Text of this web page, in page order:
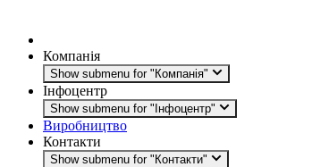
Компанія
Show submenu for "Компанія"
Інфоцентр
Show submenu for "Інфоцентр"
Виробництво
Контакти
Show submenu for "Контакти"